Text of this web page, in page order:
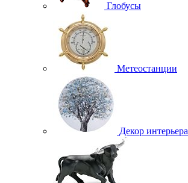
Глобусы
Метеостанции
Декор интерьера